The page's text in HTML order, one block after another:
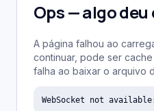
Ops — algo
A página falhou ao
continuar, pode ser
falha ao baixar o arquivo
WebSocket not